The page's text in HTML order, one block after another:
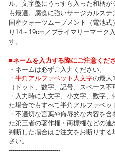
ル。文字盤にうっすら入った和柄
も最適。腐食に強いサージカルステ
国産クォーツムーブメント（電池
り14～19cm／プライマリーマーク
す。
■ネームを入力する際にご注意くだ
・ネームは必ずご入力ください。
・ 半角アルファベット大文字の最大
（ドット、数字、記号、スペース不
・入力時に大文字、小文字、数字
た場合でもすべて半角アルファベッ
・不適切な言葉や侮辱的な内容を
た第三者の著作権・商標権などの
判断した場合はご注文をお断りす
さい。
--------------------------